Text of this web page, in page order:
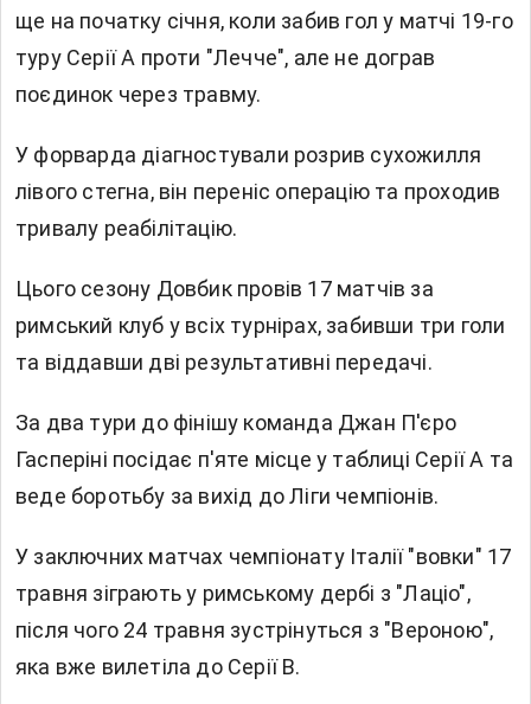
ще на початку січня, коли забив гол у матчі 19-го
туру Серії А проти "Лечче", але не дограв
поєдинок через травму.
У форварда діагностували розрив сухожилля
лівого стегна, він переніс операцію та проходив
тривалу реабілітацію.
Цього сезону Довбик провів 17 матчів за
римський клуб у всіх турнірах, забивши три голи
та віддавши дві результативні передачі.
За два тури до фінішу команда Джан П'єро
Гасперіні посідає п'яте місце у таблиці Серії А та
веде боротьбу за вихід до Ліги чемпіонів.
У заключних матчах чемпіонату Італії "вовки" 17
травня зіграють у римському дербі з "Лаціо",
після чого 24 травня зустрінуться з "Вероною",
яка вже вилетіла до Серії B.